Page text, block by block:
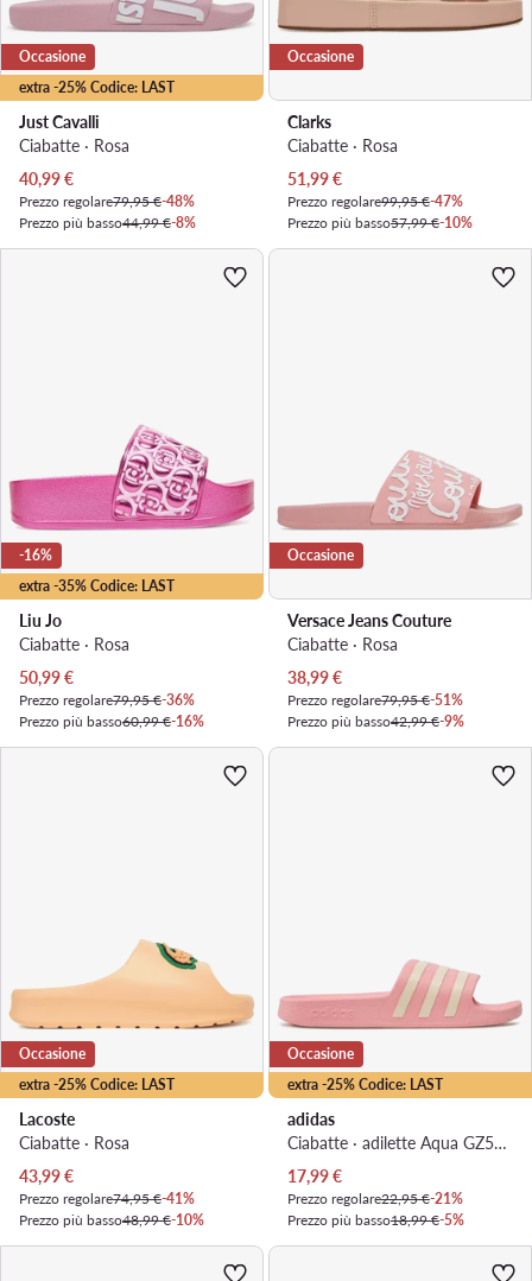
extra -25% Codice: LAST
Occasione
Just Cavalli
Ciabatte · Rosa
Prezzo attuale
40,99€
Prezzo regolare79,95 €-48%
Prezzo più basso44,99 €-8%
Occasione
Clarks
Ciabatte · Rosa
Prezzo attuale
51,99€
Prezzo regolare99,95 €-47%
Prezzo più basso57,99 €-10%
extra -35% Codice: LAST
-16%
Liu Jo
Ciabatte · Rosa
Prezzo attuale
50,99€
Prezzo regolare79,95 €-36%
Prezzo più basso60,99 €-16%
Occasione
Versace Jeans Couture
Ciabatte · Rosa
Prezzo attuale
38,99€
Prezzo regolare79,95 €-51%
Prezzo più basso42,99 €-9%
extra -25% Codice: LAST
Occasione
Lacoste
Ciabatte · Rosa
Prezzo attuale
43,99€
Prezzo regolare74,95 €-41%
Prezzo più basso48,99 €-10%
extra -25% Codice: LAST
Occasione
adidas
Ciabatte · adilette Aqua GZ5877 · Rosa
Prezzo attuale
17,99€
Prezzo regolare22,95 €-21%
Prezzo più basso18,99 €-5%